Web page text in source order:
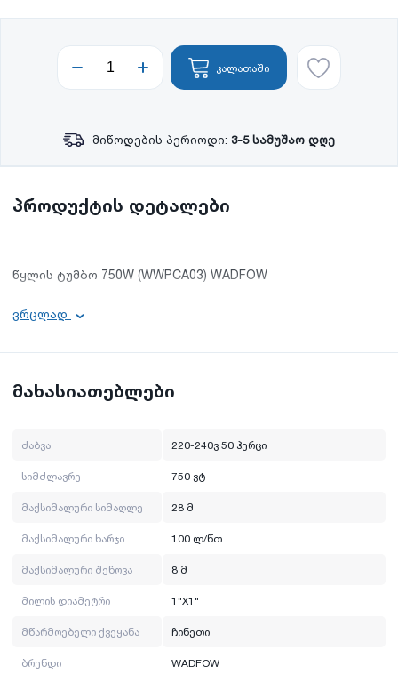
კალათაში
მიწოდების პერიოდი: 3-5 სამუშაო დღე
პროდუქტის დეტალები
წყლის ტუმბო 750W (WWPCA03) WADFOW
მილის დიამეტრი: 1X1"
მაქსიმალური ხარჯი: 100 ლ/წთ
ძაბვა: 220-240ვ 50 ჰერცი
ბრენდი: WADFOW
ვრცლად
მახასიათებლები
ძაბვა 220-240ვ 50 ჰერცი
სიმძლავრე 750 ვტ
მაქსიმალური სიმაღლე 28 მ
მაქსიმალური ხარჯი 100 ლ/წთ
მაქსიმალური შეწოვა 8 მ
მილის დიამეტრი 1"X1"
მწარმოებელი ქვეყანა ჩინეთი
ბრენდი WADFOW